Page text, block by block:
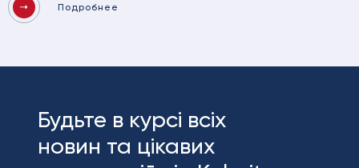
Подробнее
Будьте в курсі всіх
новин та цікавих